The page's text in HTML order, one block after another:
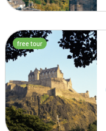
free tour